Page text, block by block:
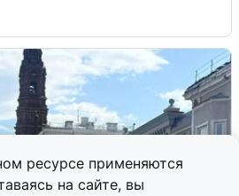
ресурсе применяются
на сайте, вы